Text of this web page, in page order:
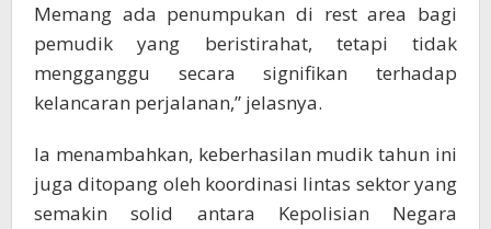
Memang ada penumpukan di rest area bagi
pemudik yang beristirahat, tetapi tidak
mengganggu secara signifikan terhadap
kelancaran perjalanan,” jelasnya.
Ia menambahkan, keberhasilan mudik tahun ini
juga ditopang oleh koordinasi lintas sektor yang
semakin solid antara Kepolisian Negara